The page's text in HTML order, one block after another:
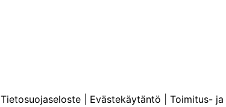
Tietosuojaseloste Evästekäytäntö |Toimitus- ja